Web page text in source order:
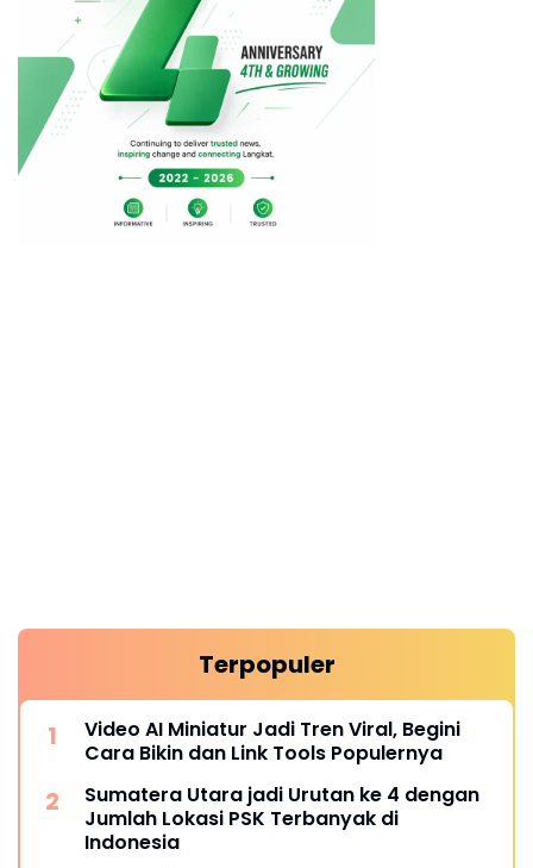
Terpopuler
Video AI Miniatur Jadi Tren Viral, Begini
Cara Bikin dan Link Tools Populernya
Sumatera Utara jadi Urutan ke 4 dengan
Jumlah Lokasi PSK Terbanyak di
Indonesia